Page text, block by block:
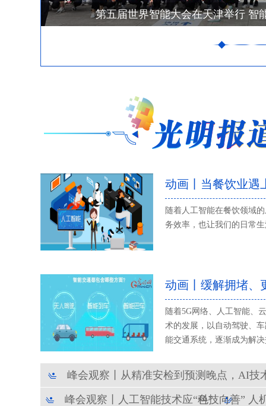
第五届世界智能大会在天津举行 智
随着人工智能在餐饮领域
务效率，也让我们的日常
随着5G网络、人工智能、
术的发展，以自动驾驶、
能交通系统，逐渐成为解
峰会观察丨从精准安检到预测晚点，AI技
色”
峰会观察丨人工智能技术应“科技向善” 人